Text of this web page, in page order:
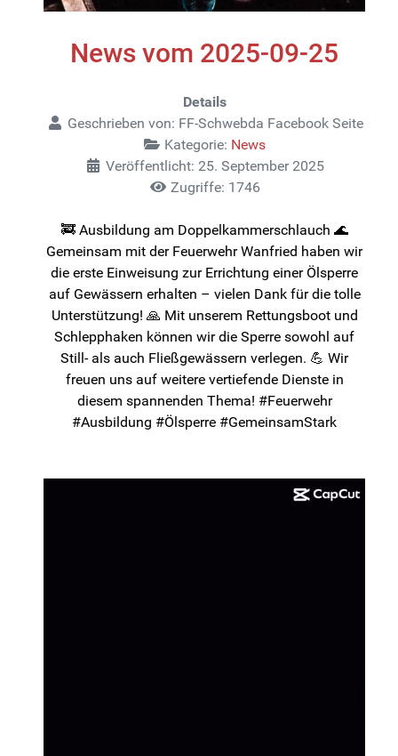
News vom 2025-09-25
Details
Geschrieben von: FF-Schwebda Facebook Seite
Kategorie: News
Veröffentlicht: 25. September 2025
Zugriffe: 1746
🚒 Ausbildung am Doppelkammerschlauch 🌊
Gemeinsam mit der Feuerwehr Wanfried haben wir
die erste Einweisung zur Errichtung einer Ölsperre
auf Gewässern erhalten – vielen Dank für die tolle
Unterstützung! 🙏 Mit unserem Rettungsboot und
Schlepphaken können wir die Sperre sowohl auf
Still- als auch Fließgewässern verlegen. 💪 Wir
freuen uns auf weitere vertiefende Dienste in
diesem spannenden Thema! #Feuerwehr
#Ausbildung #Ölsperre #GemeinsamStark